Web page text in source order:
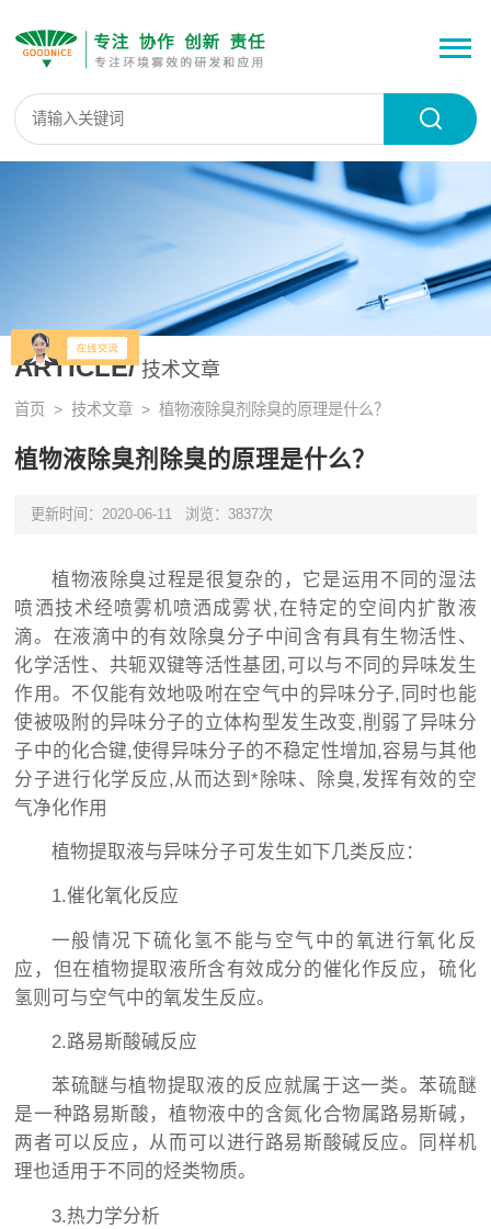
ARTICLE/技术文章
首页 >技术文章 > 植物液除臭剂除臭的原理是什么？
植物液除臭剂除臭的原理是什么？
更新时间：2020-06-11 浏览：3837次
植物液除臭过程是很复杂的，它是运用不同的湿法
喷洒技术经喷雾机喷洒成雾状,在特定的空间内扩散液
滴。在液滴中的有效除臭分子中间含有具有生物活性、
化学活性、共轭双键等活性基团,可以与不同的异味发生
作用。不仅能有效地吸咐在空气中的异味分子,同时也能
使被吸附的异味分子的立体构型发生改变,削弱了异味分
子中的化合键,使得异味分子的不稳定性增加,容易与其他
分子进行化学反应,从而达到*除味、除臭,发挥有效的空
气净化作用
植物提取液与异味分子可发生如下几类反应：
1.催化氧化反应
一般情况下硫化氢不能与空气中的氧进行氧化反
应，但在植物提取液所含有效成分的催化作反应，硫化
氢则可与空气中的氧发生反应。
2.路易斯酸碱反应
苯硫醚与植物提取液的反应就属于这一类。苯硫醚
是一种路易斯酸，植物液中的含氮化合物属路易斯碱，
两者可以反应，从而可以进行路易斯酸碱反应。同样机
理也适用于不同的烃类物质。
3.热力学分析